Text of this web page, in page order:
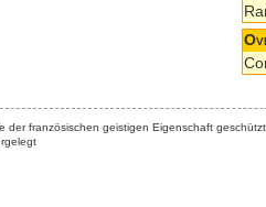
der französischen geistigen Eigenschaft geschützt